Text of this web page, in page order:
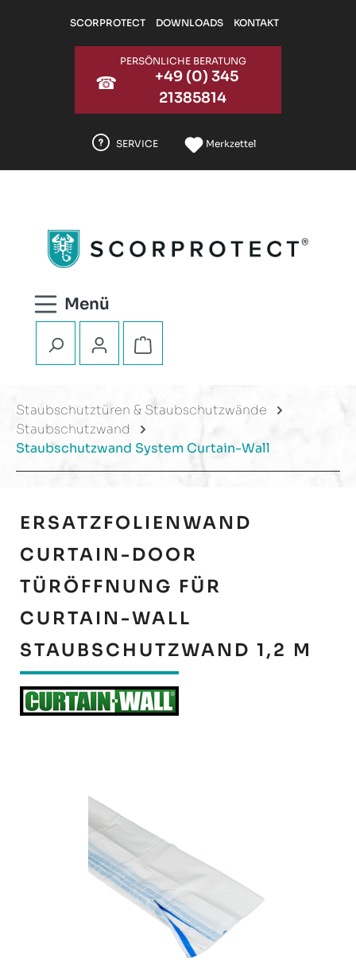
Zum Hauptinhalt springen
SCORPROTECT DOWNLOADS KONTAKT
☎
PERSÖNLICHE BERATUNG
+49 (0) 345
21385814
SERVICE Merkzettel
Warenkorb enthält 0
Staubschutztüren & Staubschutzwände
Staubschutzwand
Staubschutzwand System Curtain-Wall
ERSATZFOLIENWAND
CURTAIN-DOOR
TÜRÖFFNUNG FÜR
CURTAIN-WALL
STAUBSCHUTZWAND 1,2 M
Bildergalerie überspringen